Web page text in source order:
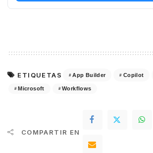
ETIQUETAS App Builder Copilot
Microsoft Workflows
COMPARTIR EN